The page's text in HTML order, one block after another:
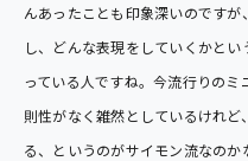
んあったことも印象深いのです
し、どんな表現をしていくかと
っている人ですね。今流行りの
則性がなく雑然としているけれど
る、というのがサイモン流なの